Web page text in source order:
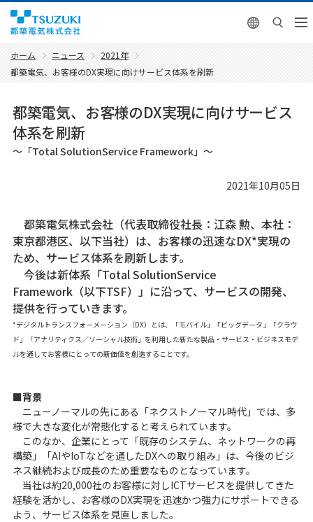
ホーム ニュース
2021年
都築電気、お客様のDX実現に向けサービス体系を刷新
都築電気、お客様のDX実現に向けサービス
体系を刷新
～「Total SolutionService Framework」～
2021年10月05日
都築電気株式会社（代表取締役社長：江森 勲、本社：
東京都港区、以下当社）は、お客様の迅速なDX*実現の
ため、サービス体系を刷新します。
今後は新体系「Total SolutionService
Framework（以下TSF）」に沿って、サービスの開発、
提供を行っていきます。
*デジタルトランスフォーメーション（DX）とは、「モバイル」「ビッグデータ」「クラウ
ド」「アナリティクス／ソーシャル技術」を利用した新たな製品・サービス・ビジネスモデ
ルを通してお客様にとっての新価値を創造することです。
■背景
ニューノーマルの先にある「ネクストノーマル時代」では、多
様で大きな変化が常態化すると考えられています。
このなか、企業にとって「既存のシステム、ネットワークの再
構築」「AIやIoTなどを通したDXへの取り組み」は、今後のビジ
ネス継続および成長のため重要なものとなっています。
当社は約20,000社のお客様に対しICTサービスを提供してきた
経験を活かし、お客様のDX実現を迅速かつ強力にサポートできる
よう、サービス体系を見直しました。